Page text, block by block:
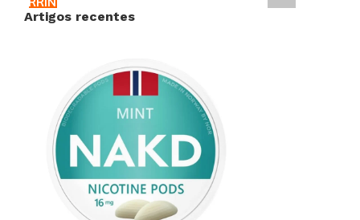
combina consigo.
Artigos recentes